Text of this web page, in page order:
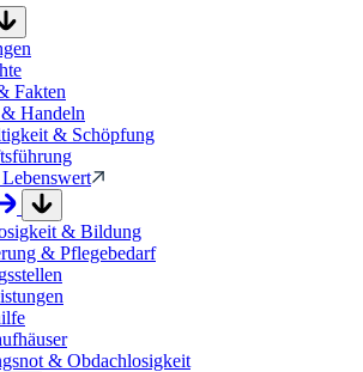
Fakten
Handeln
& Schöpfung
& Bildung
& Pflegebedarf
& Obdachlosigkeit